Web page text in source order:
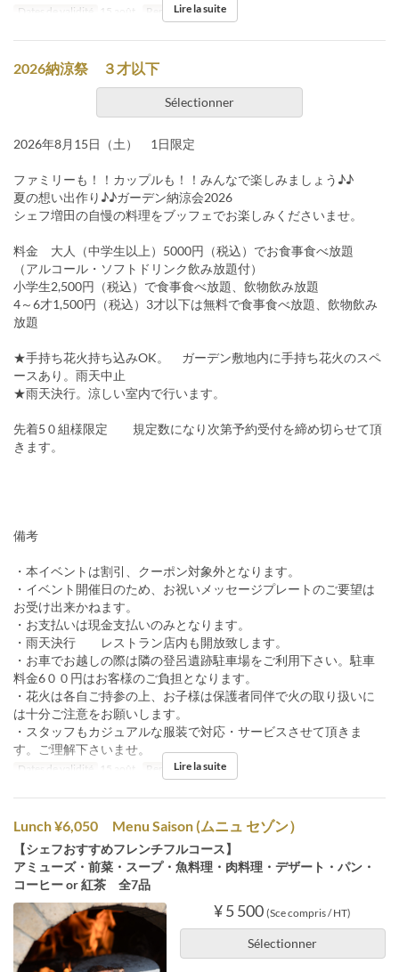
Dates de validité 15 août. Repas Dîner
Lire la suite
2026納涼祭 ３才以下
Sélectionner
2026年8月15日（土） 1日限定
ファミリーも！！カップルも！！みんなで楽しみましょう♪♪
夏の想い出作り♪♪ガーデン納涼会2026
シェフ増田の自慢の料理をブッフェでお楽しみくださいませ。
料金 大人（中学生以上）5000円（税込）でお食事食べ放題
（アルコール・ソフトドリンク飲み放題付）
小学生2,500円（税込）で食事食べ放題、飲物飲み放題
4～6才1,500円（税込）3才以下は無料で食事食べ放題、飲物飲み
放題
★手持ち花火持ち込みOK。 ガーデン敷地内に手持ち花火のスペ
ースあり。雨天中止
★雨天決行。涼しい室内で行います。
先着5０組様限定 規定数になり次第予約受付を締め切らせて頂
きます。
備考
・本イベントは割引、クーポン対象外となります。
・イベント開催日のため、お祝いメッセージプレートのご要望は
お受け出来かねます。
・お支払いは現金支払いのみとなります。
・雨天決行 レストラン店内も開放致します。
・お車でお越しの際は隣の登呂遺跡駐車場をご利用下さい。駐車
料金6００円はお客様のご負担となります。
・花火は各自ご持参の上、お子様は保護者同伴で火の取り扱いに
は十分ご注意をお願いします。
・スタッフもカジュアルな服装で対応・サービスさせて頂きま
す。ご理解下さいませ。
Dates de validité 15 août. Repas Dîner
Lire la suite
Lunch ¥6,050 Menu Saison (ムニュ セゾン）
【シェフおすすめフレンチフルコース】
アミューズ・前菜・スープ・魚料理・肉料理・デザート・パン・
コーヒー or 紅茶 全7品
¥ 5 500 (Sce compris / HT)
Sélectionner